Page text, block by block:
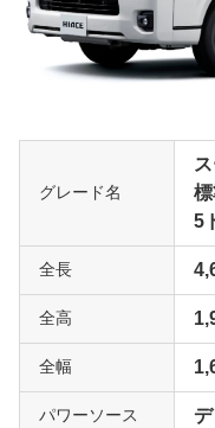
グレード名
5
全長
全高
全幅
パワーソース